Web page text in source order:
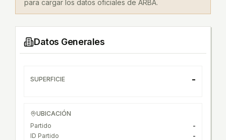
para cargar los datos oficiales de ARBA.
Datos Generales
SUPERFICIE -
UBICACIÓN
Partido
-
ID Partido
-